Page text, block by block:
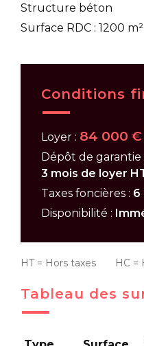
Structure béton
Surface RDC : 1200 m²
Conditions
Loyer : 84 000 €
Dépôt de garantie
3 mois de loyer
Taxes foncières : 6
Disponibilité :
HT = Hors taxes HC =
Tableau des